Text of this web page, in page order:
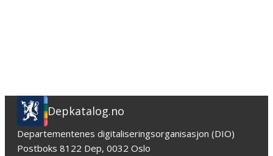
Depkatalog.no
Departementenes digitaliseringsorganisasjon (DIO)
Postboks 8122 Dep, 0032 Oslo